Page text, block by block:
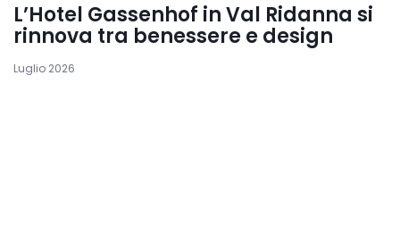
L’Hotel Gassenhof in Val Ridanna si
rinnova tra benessere e design
Luglio 2026